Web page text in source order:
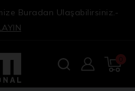
Buradan Ulaşabilirsiniz.-
0